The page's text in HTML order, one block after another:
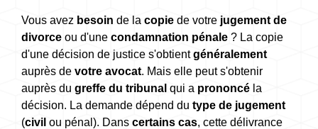
Vous avez besoin de la copie de votre jugement de
divorce ou d'une condamnation pénale ? La copie
d'une décision de justice s'obtientgénéralement
auprès de votre avocat. Mais elle peut s'obtenir
auprès du greffe du tribunal qui a prononcé la
décision. La demande dépend du type de jugement
(civil ou pénal). Dans certains cas, cette délivrance